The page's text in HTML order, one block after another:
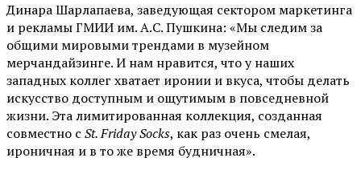
Динара Шарлапаева, заведующая сектором маркетинга
и рекламы ГМИИ им. А.С. Пушкина: «Мы следим за
общими мировыми трендами в музейном
мерчандайзинге. И нам нравится, что у наших
западных коллег хватает иронии и вкуса, чтобы делать
искусство доступным и ощутимым в повседневной
жизни. Эта лимитированная коллекция, созданная
совместно с St. Friday Socks, как раз очень смелая,
ироничная и в то же время будничная».